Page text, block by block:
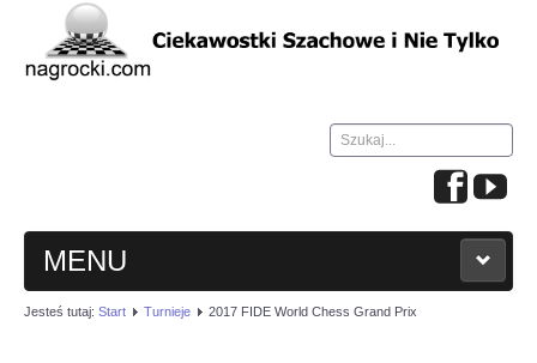
Szukaj...
MENU
HOME
Jesteś tutaj: Start Turnieje 2017 FIDE World Chess Grand Prix